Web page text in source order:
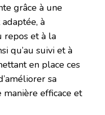
grâce à une
à
repos et à la
qu’au suivi et à
en place ces
sa
efficace et